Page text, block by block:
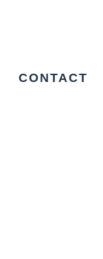
CONTACT